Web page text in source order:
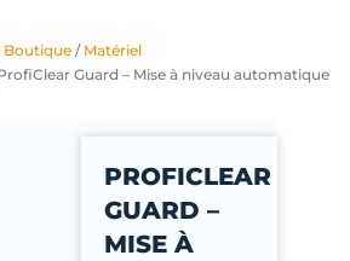
Boutique/ Matériel
Guard – Mise à niveau automatique
PROFICLEAR
GUARD –
MISE À